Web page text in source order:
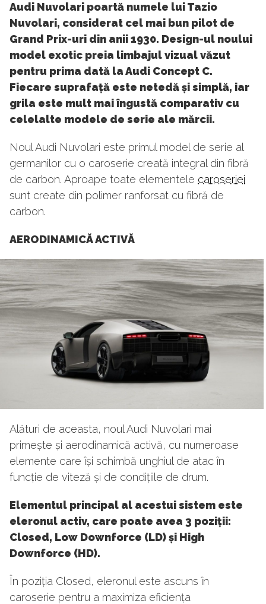
Audi Nuvolari poartă numele lui Tazio
Nuvolari, considerat cel mai bun pilot de
Grand Prix-uri din anii 1930. Design-ul noului
model exotic preia limbajul vizual văzut
pentru prima dată la Audi Concept C.
Fiecare suprafață este netedă și simplă, iar
grila este mult mai îngustă comparativ cu
celelalte modele de serie ale mărcii.
Noul Audi Nuvolari este primul model de serie al
germanilor cu o caroserie creată integral din fibră
de carbon. Aproape toate elementele caroseriei
sunt create din polimer ranforsat cu fibră de
carbon.
AERODINAMICĂ ACTIVĂ
Alături de aceasta, noul Audi Nuvolari mai
primește și aerodinamică activă, cu numeroase
elemente care își schimbă unghiul de atac în
funcție de viteză și de condițiile de drum.
Elementul principal al acestui sistem este
eleronul activ, care poate avea 3 poziții:
Closed, Low Downforce (LD) și High
Downforce (HD).
În poziția Closed, eleronul este ascuns în
caroserie pentru a maximiza eficiența